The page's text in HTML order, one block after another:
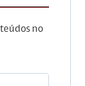
no